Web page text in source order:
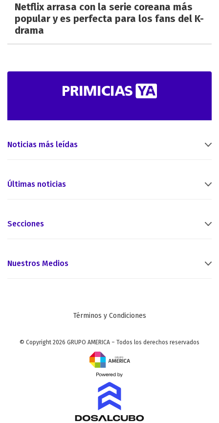
Netflix arrasa con la serie coreana más
popular y es perfecta para los fans del K-
drama
Noticias más leídas
Últimas noticias
Secciones
Nuestros Medios
Términos y Condiciones
© Copyright 2026 GRUPO AMERICA – Todos los derechos reservados